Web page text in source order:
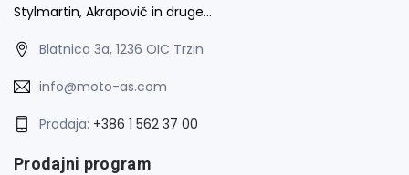
Stylmartin, Akrapovič in druge…
Blatnica 3a, 1236 OIC Trzin
info@moto-as.com
Prodaja: +386 1 562 37 00
Prodajni program